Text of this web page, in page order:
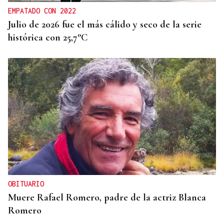
EMPATADO CON 2022
Julio de 2026 fue el más cálido y seco de la serie
histórica con 25,7°C
OBITUARIO
Muere Rafael Romero, padre de la actriz Blanca
Romero